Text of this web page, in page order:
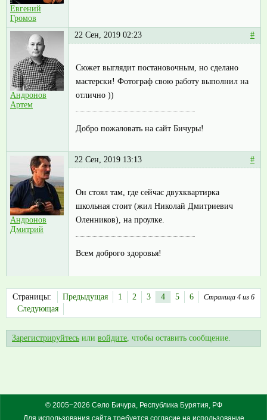
Евгений
Громов
Андронов
Артем
22 Сен, 2019 02:23 #
Сюжет выглядит постановочным, но сделано
мастерски! Фотограф свою работу выполнил на
отлично ))
Добро пожаловать на сайт Бичуры!
Андронов
Дмитрий
22 Сен, 2019 13:13 #
Он стоял там, где сейчас двухквартирка
школьная стоит (жил Николай Дмитриевич
Оленников), на проулке.
Всем доброго здоровья!
Страница 4 из 6
Страницы: Предыдущая 1 2 3 4 5
6
Следующая
Зарегистрируйтесь или войдите, чтобы оставить сообщение.
© 2005−2026 Село Бичура, Республика Бурятия, РФ